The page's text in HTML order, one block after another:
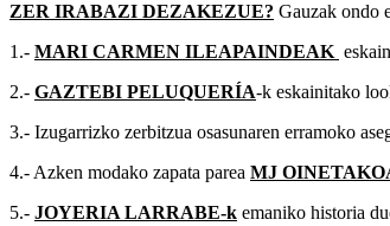
ZER IRABAZI DEZAKEZUE? Gauzak ondo
1.- MARI CARMEN ILEAPAINDEAK
2.- GAZTEBI PELUQUERÍA-k eskainitako
3.- Izugarrizko zerbitzua osasunaren erramoko
4.- Azken modako zapata parea MJ
5.- JOYERIA LARRABE-k emaniko historia